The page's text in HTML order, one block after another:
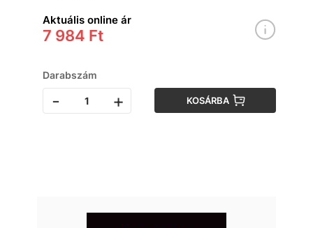
Aktuális online ár
7 984 Ft
Darabszám
- + KOSÁRBA